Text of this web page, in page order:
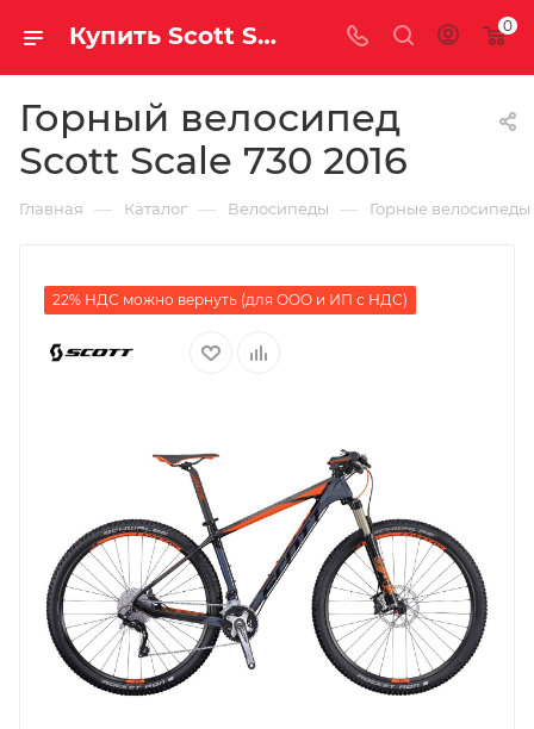
Купить Scott Scale 730 2016 за рублей, а со скидкой 0
Горный велосипед
Scott Scale 730 2016
Главная — Каталог — Велосипеды — Горные велосипеды
22% НДС можно вернуть (для ООО и ИП с НДС)